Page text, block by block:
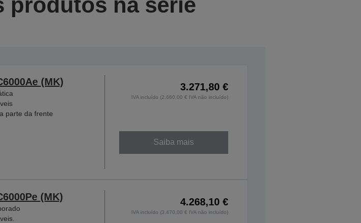
(MK)
parte da frente
3.271,80 €
IVA incluído (2.660,00 € IVA não incluído)
Saiba mais
(MK) 4.268,10 €
IVA incluído (3.470,00 € IVA não incluído)